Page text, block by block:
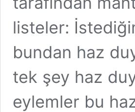
listeler:
bundan haz
tek şey haz
eylemler bu